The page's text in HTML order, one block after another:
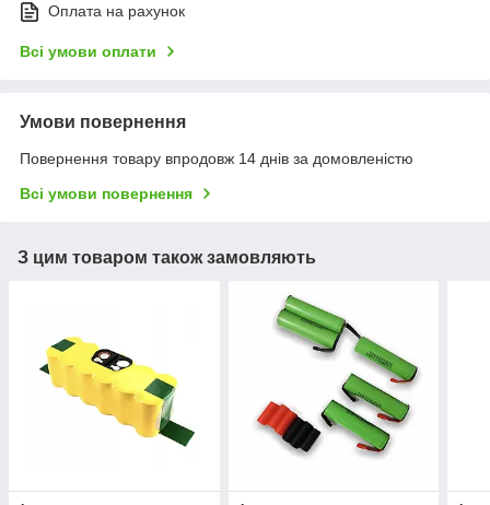
Оплата на рахунок
Всі умови оплати
Умови повернення
Повернення товару впродовж 14 днів за домовленістю
Всі умови повернення
З цим товаром також замовляють